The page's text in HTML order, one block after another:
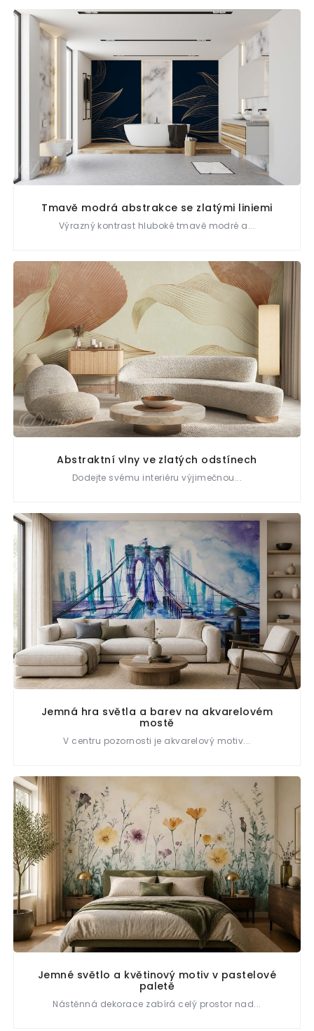
Tmavě modrá abstrakce se zlatými liniemi
Výrazný kontrast hluboké tmavě modré a...
Abstraktní vlny ve zlatých odstínech
Dodejte svému interiéru výjimečnou...
Jemná hra světla a barev na akvarelovém
mostě
V centru pozornosti je akvarelový motiv...
Jemné světlo a květinový motiv v pastelové
paletě
Nástěnná dekorace zabírá celý prostor nad...